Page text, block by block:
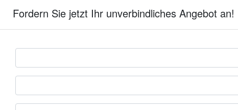
Fordern Sie jetzt Ihr unverbindliches Angebot an!